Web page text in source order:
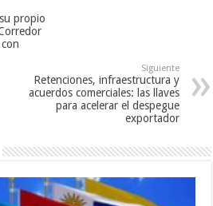
propio
Siguiente
Retenciones, infraestructura y
acuerdos comerciales: las llaves
para acelerar el despegue
exportador